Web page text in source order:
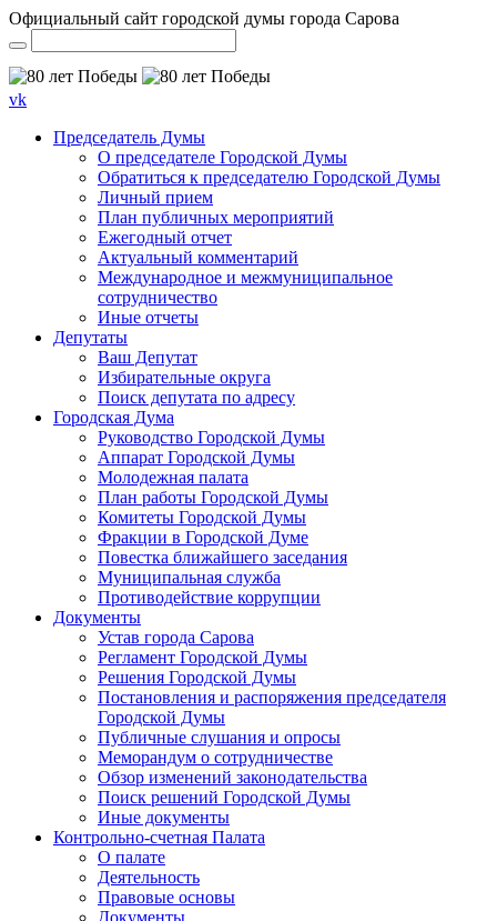
Официальный сайт городской думы города Сарова
vk
Председатель Думы
О председателе Городской Думы
Обратиться к председателю Городской Думы
Личный прием
План публичных мероприятий
Ежегодный отчет
Актуальный комментарий
Международное и межмуниципальное
сотрудничество
Иные отчеты
Депутаты
Ваш Депутат
Избирательные округа
Поиск депутата по адресу
Городская Дума
Руководство Городской Думы
Аппарат Городской Думы
Молодежная палата
План работы Городской Думы
Комитеты Городской Думы
Фракции в Городской Думе
Повестка ближайшего заседания
Муниципальная служба
Противодействие коррупции
Документы
Устав города Сарова
Регламент Городской Думы
Решения Городской Думы
Постановления и распоряжения председателя
Городской Думы
Публичные слушания и опросы
Меморандум о сотрудничестве
Обзор изменений законодательства
Поиск решений Городской Думы
Иные документы
Контрольно-счетная Палата
О палате
Деятельность
Правовые основы
Документы